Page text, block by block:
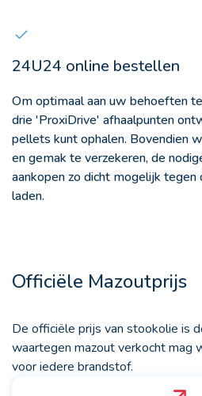
24U24 online bestellen
Om optimaal aan uw behoeften
drie 'ProxiDrive' afhaalpunten
pellets kunt ophalen. Bovendien
en gemak te verzekeren, de
aankopen zo dicht mogelijk
laden.
Officiële Mazoutprijs
De officiële prijs van stookolie is
waartegen mazout verkocht mag
voor iedere brandstof.